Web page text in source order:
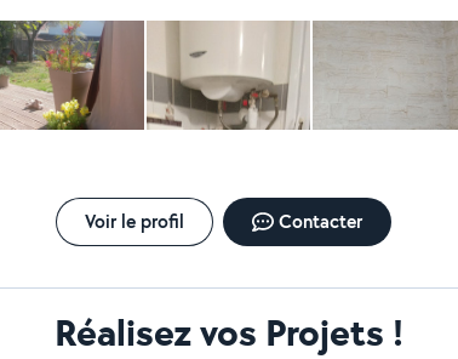
Voir le profil Contacter
Réalisez vos Projets !